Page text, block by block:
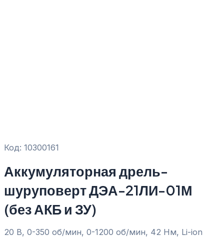
Код: 10300161
Аккумуляторная дрель-
шуруповерт ДЭА-21ЛИ-01М
(без АКБ и ЗУ)
20 В, 0-350 об/мин, 0-1200 об/мин, 42 Нм, Li-ion